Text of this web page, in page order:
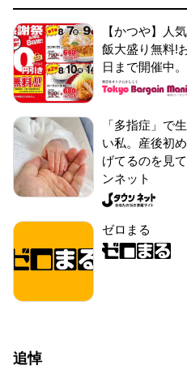
【かつや】人
飯大盛り無料!
日まで開催中。
「多指症」で
い私。産後初
げてるのを見
ンネット
ゼロまる
追悼